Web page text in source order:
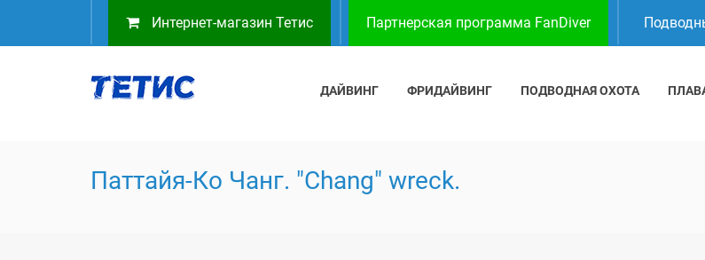
Интернет-магазин Тетис Партнерская программа FanDiver
ДАЙВИНГ ФРИДАЙВИНГ ПОДВОДНАЯ ОХОТА
Паттайя-Ко Чанг. "Chang" wreck.